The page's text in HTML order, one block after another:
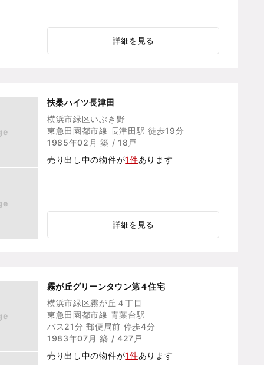
詳細を見る
扶桑ハイツ長津田
横浜市緑区いぶき野
東急田園都市線 長津田駅 徒歩19分
1985年02月 築 / 18戸
売り出し中の物件が1件あります
詳細を見る
霧が丘グリーンタウン第４住宅
横浜市緑区霧が丘４丁目
東急田園都市線 青葉台駅
バス21分 郵便局前 停歩4分
1983年07月 築 / 427戸
売り出し中の物件が1件あります